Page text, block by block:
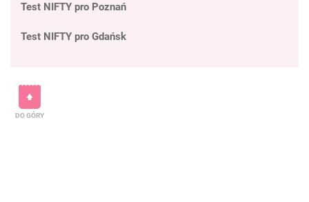
Test NIFTY pro Poznań
Test NIFTY pro Gdańsk
DO GÓRY